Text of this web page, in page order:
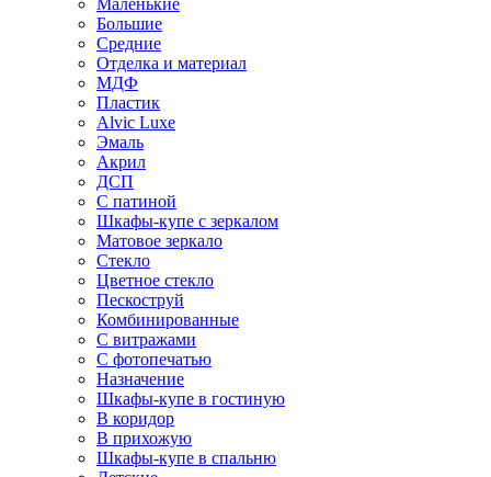
Маленькие
Большие
Средние
Отделка и материал
МДФ
Пластик
Alvic Luxe
Эмаль
Акрил
ДСП
С патиной
Шкафы-купе с зеркалом
Матовое зеркало
Стекло
Цветное стекло
Пескоструй
Комбинированные
С витражами
С фотопечатью
Назначение
Шкафы-купе в гостиную
В коридор
В прихожую
Шкафы-купе в спальню